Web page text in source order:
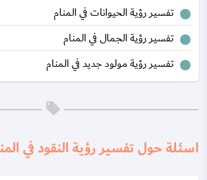
تفسير رؤية الحيوانات في المنام
تفسير رؤية الجمال في المنام
تفسير رؤية مولود جديد في المنام
اسئلة حول تفسير رؤية النقود في